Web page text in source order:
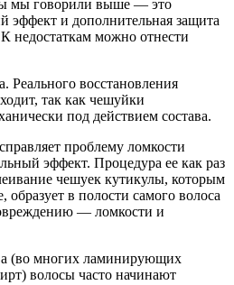
мы говорили выше — это
эффект и дополнительная защита
недостаткам можно отнести
Реального восстановления
так как чешуйки
под действием состава.
проблему ломкости
эффект. Процедура ее как раз
чешуек кутикулы, которым
образует в полости самого волоса
— ломкости и
(во многих ламинирующих
волосы часто начинают